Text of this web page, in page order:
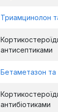
Триамцинолон
антисептиками
Бетаметазон та
антибіотиками